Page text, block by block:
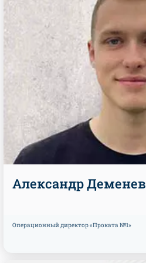
Александр Деменев
Операционный директор «Проката №1»